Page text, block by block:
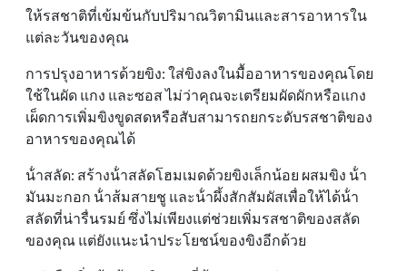
ให้รสชาติที่เข้มข้นกับปริมาณวิตามินและสารอาหารใน
แต่ละวันของคุณ
การปรุงอาหารด้วยขิง: ใส่ขิงลงในมื้ออาหารของคุณโดย
ใช้ในผัด แกง และซอส ไม่ว่าคุณจะเตรียมผัดผักหรือแกง
เผ็ดการเพิ่มขิงขูดสดหรือสับสามารถยกระดับรสชาติของ
อาหารของคุณได้
น้ําสลัด: สร้างน้ําสลัดโฮมเมดด้วยขิงเล็กน้อย ผสมขิง น้ํา
มันมะกอก น้ําส้มสายชู และน้ําผึ้งสักสัมผัสเพื่อให้ได้น้ํา
สลัดที่น่ารื่นรมย์ ซึ่งไม่เพียงแต่ช่วยเพิ่มรสชาติของสลัด
ของคุณ แต่ยังแนะนําประโยชน์ของขิงอีกด้วย